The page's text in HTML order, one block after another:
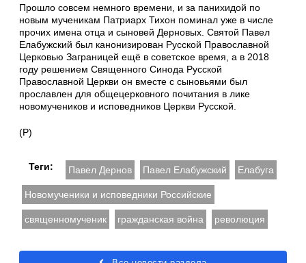
Прошло совсем немного времени, и за панихидой по
новым мученикам Патриарх Тихон поминал уже в числе
прочих имена отца и сыновей Дерновых. Святой Павел
Елабужский был канонизирован Русской Православной
Церковью Заграницей ещё в советское время, а в 2018
году решением Священного Синода Русской
Православной Церкви он вместе с сыновьями был
прославлен для общецерковного почитания в лике
новомучеников и исповедников Церкви Русской.
(Р)
Теги: Павел Дернов Павел Елабужский Елабуга
Новомученики и исповедники Российские
священномученик гражданская война революция